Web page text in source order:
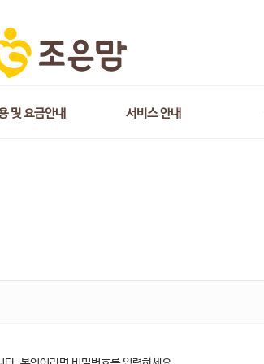
및 요금안내 서비스 안내